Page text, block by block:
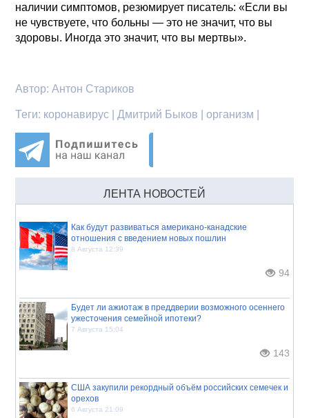
наличии симптомов, резюмирует писатель: «Если вы
не чувствуете, что больны — это не значит, что вы
здоровы. Иногда это значит, что вы мертвы».
Автор:Антон Стариков
Теги: коронавирус | Дмитрий Быков | организм |
ЛЕНТА НОВОСТЕЙ
Как будут развиваться американо-канадские
отношения с введением новых пошлин
8 Августа 12:39
94
Будет ли ажиотаж в преддверии возможного осеннего
ужесточения семейной ипотеки?
7 Августа 15:04
143
США закупили рекордный объём российских семечек и
орехов
6 Августа 21:09